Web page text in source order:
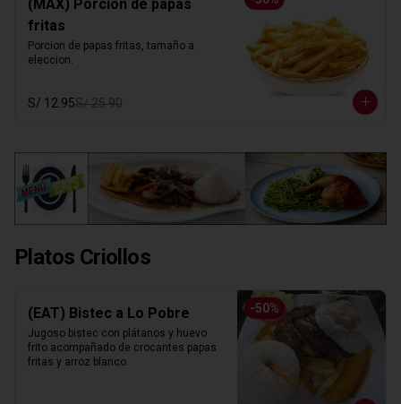
(MAX) Porcion de papas
fritas
Porcion de papas fritas, tamaño a
eleccion.
S/ 12.95S/ 25.90
Platos Criollos
-50%
(EAT) Bistec a Lo Pobre
Jugoso bistec con plátanos y huevo
frito acompañado de crocantes papas
fritas y arroz blanco.